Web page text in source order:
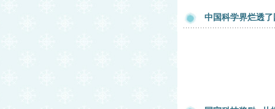
中国科学界烂透